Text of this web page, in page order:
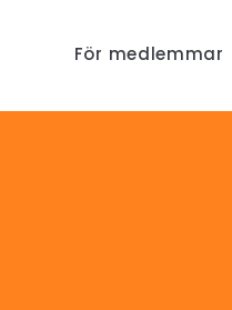
För medlemmar